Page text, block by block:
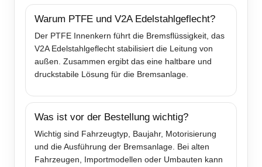
Warum PTFE und V2A Edelstahlgeflecht?
Der PTFE Innenkern führt die Bremsflüssigkeit, das
V2A Edelstahlgeflecht stabilisiert die Leitung von
außen. Zusammen ergibt das eine haltbare und
druckstabile Lösung für die Bremsanlage.
Was ist vor der Bestellung wichtig?
Wichtig sind Fahrzeugtyp, Baujahr, Motorisierung
und die Ausführung der Bremsanlage. Bei alten
Fahrzeugen, Importmodellen oder Umbauten kann